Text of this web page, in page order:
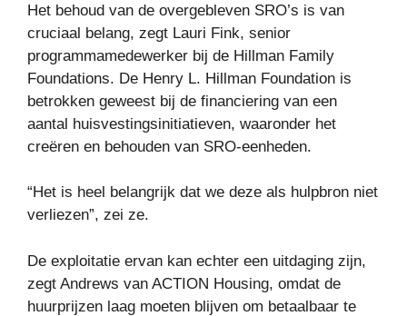
Het behoud van de overgebleven SRO’s is van
cruciaal belang, zegt Lauri Fink, senior
programmamedewerker bij de Hillman Family
Foundations. De Henry L. Hillman Foundation is
betrokken geweest bij de financiering van een
aantal huisvestingsinitiatieven, waaronder het
creëren en behouden van SRO-eenheden.
“Het is heel belangrijk dat we deze als hulpbron niet
verliezen”, zei ze.
De exploitatie ervan kan echter een uitdaging zijn,
zegt Andrews van ACTION Housing, omdat de
huurprijzen laag moeten blijven om betaalbaar te